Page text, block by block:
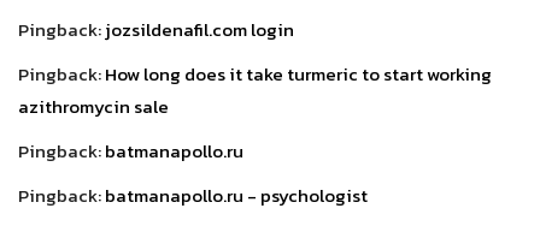
Pingback:jozsildenafil.com login
Pingback:How long does it take turmeric to start working
azithromycin sale
Pingback:batmanapollo.ru
Pingback:batmanapollo.ru - psychologist